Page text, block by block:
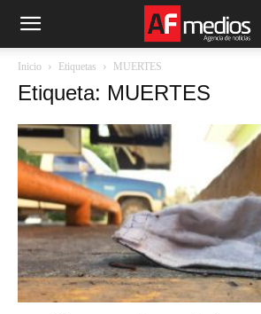
Inicio Etiquetas MUERTES
Etiqueta: MUERTES